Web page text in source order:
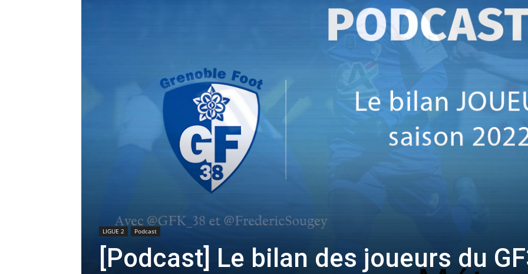
LIGUE 2 Podcast
[Podcast] Le bilan des joueurs du